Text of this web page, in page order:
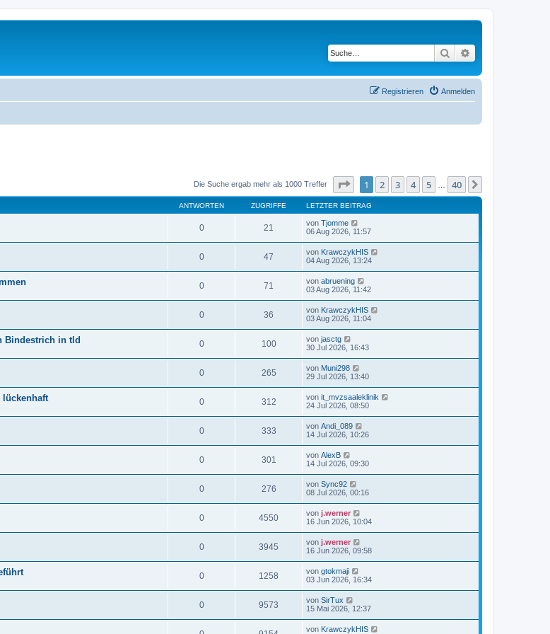
Suche
Anmelden
Registrieren
Die Suche ergab mehr als 1000 Treffer Seite von40
1 2 3 4 5 40
ANTWORTEN ZUGRIFFE LETZTER BEITRAG
0 21 von Tjomme
06 Aug 2026, 11:57
0 47 von KrawczykHIS
04 Aug 2026, 13:24
0 71 von abruening
03 Aug 2026, 11:42
0 36 von KrawczykHIS
03 Aug 2026, 11:04
Bindestrich in tld 0 100 von jasctg
30 Jul 2026, 16:43
0 265 von Muni298
29 Jul 2026, 13:40
lückenhaft 0 312 von it_mvzsaaleklinik
24 Jul 2026, 08:50
0 333 von Andi_089
14 Jul 2026, 10:26
0 301 von AlexB
14 Jul 2026, 09:30
0 276 von Sync92
08 Jul 2026, 00:16
0 4550 von j.werner
16 Jun 2026, 10:04
0 3945 von j.werner
16 Jun 2026, 09:58
0 1258 von gtokmaji
03 Jun 2026, 16:34
0 9573 von SirTux
15 Mai 2026, 12:37
von KrawczykHIS